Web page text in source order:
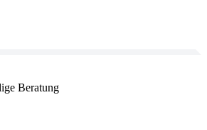
Beratung